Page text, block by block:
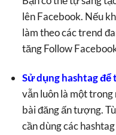
lên Facebook. Nếu
làm theo các trend
tăng Follow
Sử dụng hashtag
vẫn luôn là một
bài đăng ấn tượng.
cần dùng các